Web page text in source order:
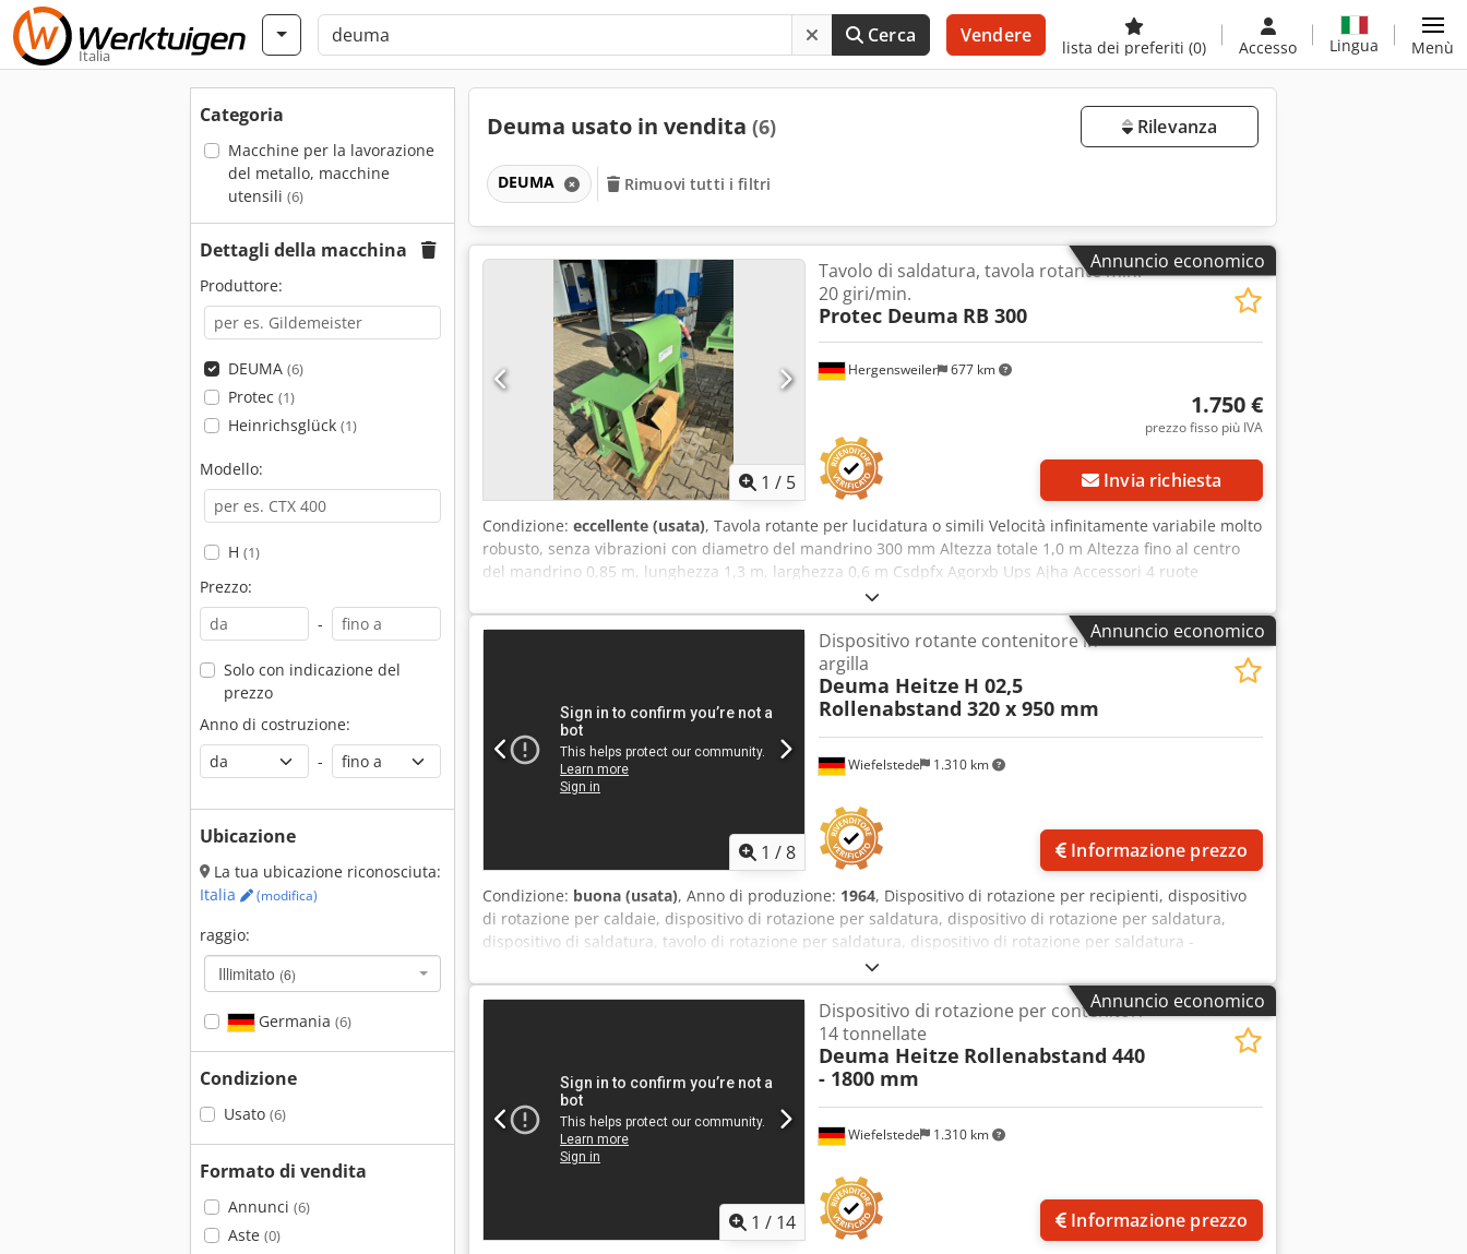
Italia
Cerca Vendere
lista dei preferiti (0) Accesso Lingua Menù
Categoria
Macchine per la lavorazione
del metallo, macchine
utensili (6)
Dettagli della macchina
Produttore:
DEUMA (6)
Protec (1)
Heinrichsglück (1)
Modello:
H (1)
Prezzo:
-
Solo con indicazione del
prezzo
Anno di costruzione:
-
Ubicazione
La tua ubicazione riconosciuta:
Italia
(modifica)
raggio:
Illimitato (6)
Germania (6)
Condizione
Usato (6)
Formato di vendita
Annunci (6)
Aste (0)
Deuma usato in vendita (6) Rilevanza
DEUMA Rimuovi tutti i filtri
Annuncio economico
1 / 5
Hergensweiler 677 km
Tavolo di saldatura, tavola rotante min.
20 giri/min.
Protec Deuma RB 300
1.750 €
prezzo fisso più IVA
Invia richiesta
Condizione: eccellente (usata), Tavola rotante per lucidatura o simili Velocità infinitamente variabile molto
robusto, senza vibrazioni con diametro del mandrino 300 mm Altezza totale 1,0 m Altezza fino al centro
del mandrino 0,85 m, lunghezza 1,3 m, larghezza 0,6 m Csdpfx Agorxb Ups Ajha Accessori 4 ruote
Annuncio economico
1 /8
Wiefelstede 1.310 km
Dispositivo rotante contenitore in
argilla
Deuma Heitze H 02,5
Rollenabstand 320 x 950 mm
Informazione prezzo
Condizione: buona (usata), Anno di produzione: 1964, Dispositivo di rotazione per recipienti, dispositivo
di rotazione per caldaie, dispositivo di rotazione per saldatura, dispositivo di rotazione per saldatura,
dispositivo di saldatura, tavolo di rotazione per saldatura, dispositivo di rotazione per saldatura -
Produttore: Deuma Heitze, dispositivo di rotazione per recipienti, dispositivo di rotazione per saldatura,
tipo H 02,5 -Capacità di carico: kg -Distanza tra i rulli: 600 - 1670 mm -Rulli: Ø 320 x 950 mm -Velocità di
rotazione: da 0,15 a 1,35 m/min, rotazione a destra/a sinistra -Unità di controllo: con controllo manuale -
Componenti singoli: vedere le foto -Dimensioni per il trasporto: 1150/1105/A550 mm / 1100/600/A550 mm
Annuncio economico
1 / 14
Wiefelstede 1.310 km
Dispositivo di rotazione per contenitori
14 tonnellate
Deuma Heitze Rollenabstand 440
- 1800 mm
Informazione prezzo